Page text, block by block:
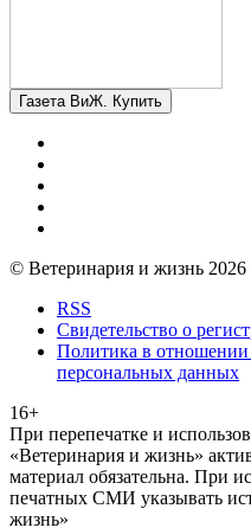
Газета ВиЖ. Купить
© Ветеринария и жизнь 2026
RSS
Свидетельство о
Политика в
персональных данных
16+
При перепечатке и
«Ветеринария и жизнь»
материал обязательна. При
печатных СМИ указывать
жизнь»